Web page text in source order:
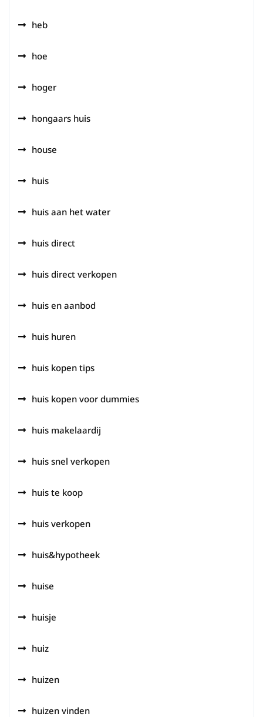
heb
hoe
hoger
hongaars huis
house
huis
huis aan het water
huis direct
huis direct verkopen
huis en aanbod
huis huren
huis kopen tips
huis kopen voor dummies
huis makelaardij
huis snel verkopen
huis te koop
huis verkopen
huis&hypotheek
huise
huisje
huiz
huizen
huizen vinden